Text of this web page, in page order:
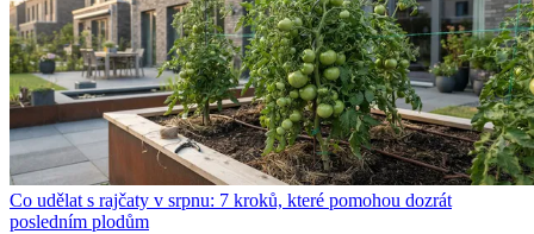
Co udělat s rajčaty v srpnu: 7 kroků, které pomohou dozrát
posledním plodům